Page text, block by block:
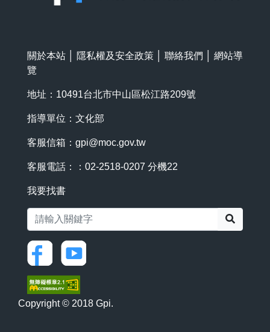
關於本站 隱私權及安全政策 聯絡我們
網站導
覽
地址：10491台北市中山區松江路209號
指導單位：文化部
客服信箱： gpi@moc.gov.tw
客服電話：：02-2518-0207 分機22
我要找書
Copyright © 2018 Gpi.